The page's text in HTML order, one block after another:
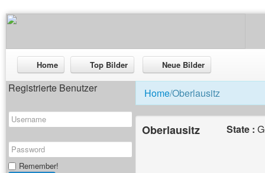
Home Top Bilder Neue Bilder
Registrierte Benutzer
Remember!
Home/Oberlausitz
Oberlausitz State :